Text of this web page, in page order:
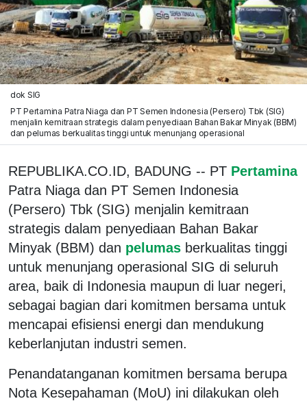
dok SIG
PT Pertamina Patra Niaga dan PT Semen Indonesia (Persero) Tbk (SIG)
menjalin kemitraan strategis dalam penyediaan Bahan Bakar Minyak (BBM)
dan pelumas berkualitas tinggi untuk menunjang operasional
REPUBLIKA.CO.ID, BADUNG -- PT Pertamina
Patra Niaga dan PT Semen Indonesia
(Persero) Tbk (SIG) menjalin kemitraan
strategis dalam penyediaan Bahan Bakar
Minyak (BBM) dan pelumas berkualitas tinggi
untuk menunjang operasional SIG di seluruh
area, baik di Indonesia maupun di luar negeri,
sebagai bagian dari komitmen bersama untuk
mencapai efisiensi energi dan mendukung
keberlanjutan industri semen.
Penandatanganan komitmen bersama berupa
Nota Kesepahaman (MoU) ini dilakukan oleh